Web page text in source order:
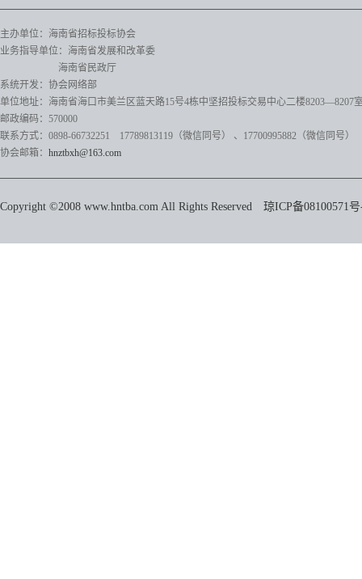
主办单位：海南省招标投标协会
业务指导单位：海南省发展和改革委
海南省民政厅
系统开发：协会网络部
单位地址：海南省海口市美兰区蓝天路15号4栋中坚招投标交易中心二楼8203—8207
邮政编码：570000
联系方式：0898-66732251 17789813119（微信同号）
、17700995882 （微信同号）
协会邮箱： hnztbxh@163.com
Copyright ©2008 www.hntba.com All Rights Reserved 琼ICP备08100571